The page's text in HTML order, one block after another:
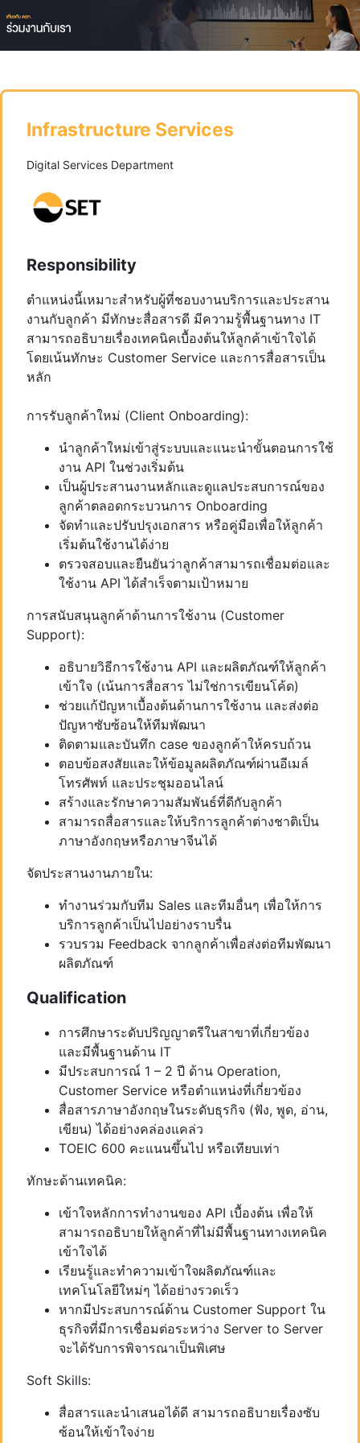
Infrastructure Services
Digital Services Department
Responsibility
ตำแหน่งนี้เหมาะสำหรับผู้ที่ชอบงานบริการและประสาน
งานกับลูกค้า มีทักษะสื่อสารดี มีความรู้พื้นฐานทาง IT
สามารถอธิบายเรื่องเทคนิคเบื้องต้นให้ลูกค้าเข้าใจได้
โดยเน้นทักษะ Customer Service และการสื่อสารเป็น
หลัก
การรับลูกค้าใหม่ (Client Onboarding):
นำลูกค้าใหม่เข้าสู่ระบบและแนะนำขั้นตอนการใช้
งาน API ในช่วงเริ่มต้น
เป็นผู้ประสานงานหลักและดูแลประสบการณ์ของ
ลูกค้าตลอดกระบวนการ Onboarding
จัดทำและปรับปรุงเอกสาร หรือคู่มือเพื่อให้ลูกค้า
เริ่มต้นใช้งานได้ง่าย
ตรวจสอบและยืนยันว่าลูกค้าสามารถเชื่อมต่อและ
ใช้งาน API ได้สำเร็จตามเป้าหมาย
การสนับสนุนลูกค้าด้านการใช้งาน (Customer
Support):
อธิบายวิธีการใช้งาน API และผลิตภัณฑ์ให้ลูกค้า
เข้าใจ (เน้นการสื่อสาร ไม่ใช่การเขียนโค้ด)
ช่วยแก้ปัญหาเบื้องต้นด้านการใช้งาน และส่งต่อ
ปัญหาซับซ้อนให้ทีมพัฒนา
ติดตามและบันทึก case ของลูกค้าให้ครบถ้วน
ตอบข้อสงสัยและให้ข้อมูลผลิตภัณฑ์ผ่านอีเมล์
โทรศัพท์ และประชุมออนไลน์
สร้างและรักษาความสัมพันธ์ที่ดีกับลูกค้า
สามารถสื่อสารและให้บริการลูกค้าต่างชาติเป็น
ภาษาอังกฤษหรือภาษาจีนได้
จัดประสานงานภายใน:
ทำงานร่วมกับทีม Sales และทีมอื่นๆ เพื่อให้การ
บริการลูกค้าเป็นไปอย่างราบรื่น
รวบรวม Feedback จากลูกค้าเพื่อส่งต่อทีมพัฒนา
ผลิตภัณฑ์
Qualification
​การศึกษาระดับปริญญาตรีในสาขาที่เกี่ยวข้อง
และมีพื้นฐานด้าน IT
มีประสบการณ์ 1 – 2 ปี ด้าน Operation,
Customer Service หรือตำแหน่งที่เกี่ยวข้อง
สื่อสารภาษาอังกฤษในระดับธุรกิจ (ฟัง, พูด, อ่าน,
เขียน) ได้อย่างคล่องแคล่ว
TOEIC 600 คะแนนขึ้นไป หรือเทียบเท่า
ทักษะด้านเทคนิค:
เข้าใจหลักการทำงานของ API เบื้องต้น เพื่อให้
สามารถอธิบายให้ลูกค้าที่ไม่มีพื้นฐานทางเทคนิค
เข้าใจได้
เรียนรู้และทำความเข้าใจผลิตภัณฑ์และ
เทคโนโลยีใหม่ๆ ได้อย่างรวดเร็ว
หากมีประสบการณ์ด้าน Customer Support ใน
ธุรกิจที่มีการเชื่อมต่อระหว่าง Server to Server
จะได้รับการพิจารณาเป็นพิเศษ
Soft Skills:
สื่อสารและนำเสนอได้ดี สามารถอธิบายเรื่องซับ
ซ้อนให้เข้าใจง่าย